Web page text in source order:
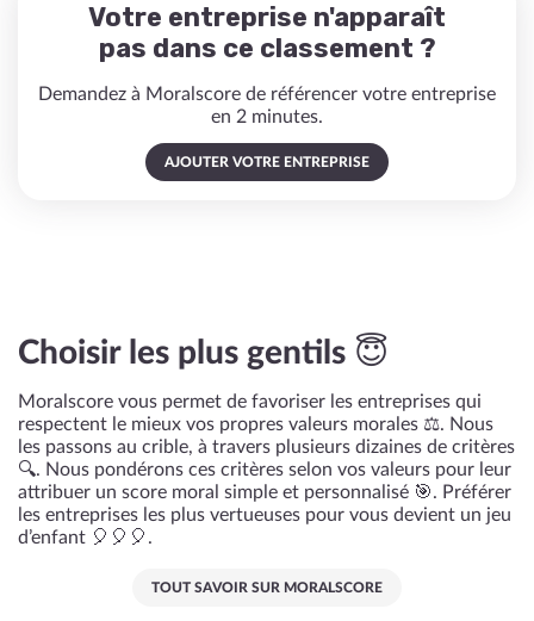
Votre entreprise n'apparaît
pas dans ce classement ?
Demandez à Moralscore de référencer votre entreprise
en 2 minutes.
AJOUTER VOTRE ENTREPRISE
Choisir les plus gentils 😇
Moralscore vous permet de favoriser les entreprises qui
respectent le mieux vos propres valeurs morales ⚖️. Nous
les passons au crible, à travers plusieurs dizaines de critères
🔍. Nous pondérons ces critères selon vos valeurs pour leur
attribuer un score moral simple et personnalisé 🎯. Préférer
les entreprises les plus vertueuses pour vous devient un jeu
d’enfant 🎈🎈🎈.
TOUT SAVOIR SUR MORALSCORE